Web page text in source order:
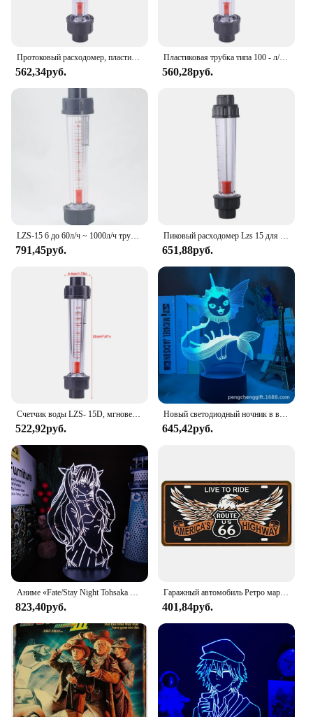
Протоковый расходомер, пластиковая трубка, тип 100‐1000 л/ч, счетчик воды, расходомер LZS‐15D, расходомер воды, трубчатый расходомер
562,34руб.
Пластиковая трубка типа 100 ‑ л/ч расходомер воды расходомер LZS‑ 15D мгновенный расходомер
560,28руб.
LZS-15 6 до 60л/ч ~ 1000л/ч трубопровод, ротаметр воды LZS расходомер
791,45руб.
Пиковый расходомер Lzs 15 для взрослых, Вращающийся Пластиковый Трубчатый расходомер 100 л в час
651,88руб.
Счетчик воды LZS‑ 15D, мгновенный измеритель в виде трубки, пластиковая трубка, тип 100 ‑ 1000 л/ч
522,92руб.
Новый светодиодный ночник в виде покемона из аниме 3D, детская игрушка, фигурки аниме, милая прикроватная лампа Пикачу для детей, украшение для спальни, подарок на день рождения
645,42руб.
Аниме «Fate/Stay Night Tohsaka Rin», 3D лампа с искусственными иллюзиями, ночники, лампа для домашнего декора, настольная лампа, коллекционер с изменением цвета
823,40руб.
Гаражный автомобиль Ретро маршрут 66 лицензий пластина металлический знак настенные постеры жестяной знак ВИНТАЖНЫЙ ПЛАКАТ домашний декор художественное украшение
401,84руб.